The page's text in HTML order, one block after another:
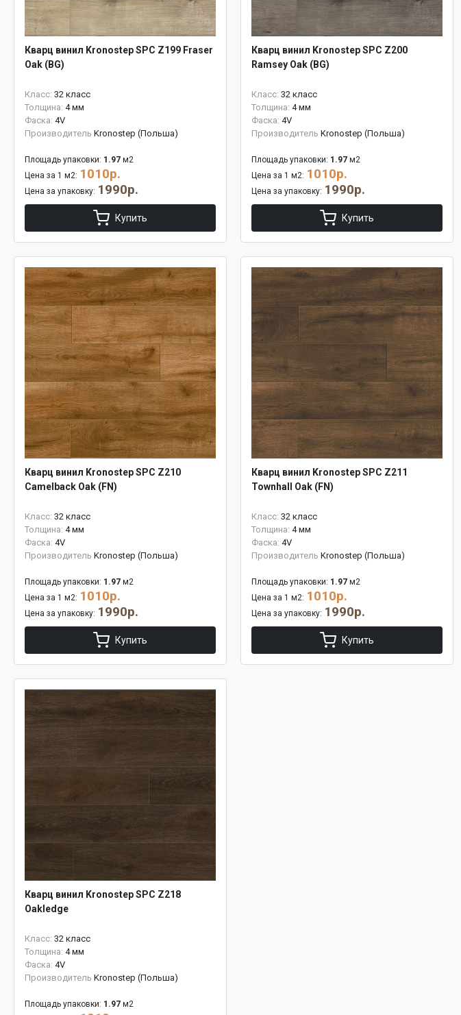
Кварц винил Kronostep SPC Z199 Fraser
Oak (BG)
Класс: 32 класс
Толщина: 4 мм
Фаска: 4V
Производитель Kronostep (Польша)
Площадь упаковки: 1.97 м2
Цена за 1 м2: 1010р.
Цена за упаковку: 1990р.
Купить
Кварц винил Kronostep SPC Z200
Ramsey Oak (BG)
Класс: 32 класс
Толщина: 4 мм
Фаска: 4V
Производитель Kronostep (Польша)
Площадь упаковки: 1.97 м2
Цена за 1 м2: 1010р.
Цена за упаковку: 1990р.
Купить
Кварц винил Kronostep SPC Z210
Camelback Oak (FN)
Класс: 32 класс
Толщина: 4 мм
Фаска: 4V
Производитель Kronostep (Польша)
Площадь упаковки: 1.97 м2
Цена за 1 м2: 1010р.
Цена за упаковку: 1990р.
Купить
Кварц винил Kronostep SPC Z211
Townhall Oak (FN)
Класс: 32 класс
Толщина: 4 мм
Фаска: 4V
Производитель Kronostep (Польша)
Площадь упаковки: 1.97 м2
Цена за 1 м2: 1010р.
Цена за упаковку: 1990р.
Купить
Кварц винил Kronostep SPC Z218
Oakledge
Класс: 32 класс
Толщина: 4 мм
Фаска: 4V
Производитель Kronostep (Польша)
Площадь упаковки: 1.97 м2